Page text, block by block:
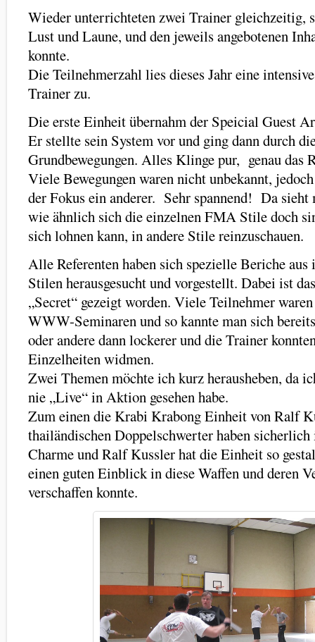
Wieder unterrichteten zwei Trainer gleichzeitig,
Lust und Laune, und den jeweils angebotenen
konnte.
Die Teilnehmerzahl lies dieses Jahr eine
Trainer zu.
Die erste Einheit übernahm der Speicial Guest
Er stellte sein System vor und ging dann durch
Grundbewegungen. Alles Klinge pur, genau das
Viele Bewegungen waren nicht unbekannt,
der Fokus ein anderer. Sehr spannend! Da sieht
wie ähnlich sich die einzelnen FMA Stile doch
sich lohnen kann, in andere Stile reinzuschauen.
Alle Referenten haben sich spezielle Beriche
Stilen herausgesucht und vorgestellt. Dabei ist
„Secret“ gezeigt worden. Viele Teilnehmer
WWW-Seminaren und so kannte man sich
oder andere dann lockerer und die Trainer
Einzelheiten widmen.
Zwei Themen möchte ich kurz herausheben, da
nie „Live“ in Aktion gesehen habe.
Zum einen die Krabi Krabong Einheit von Ralf
thailändischen Doppelschwerter haben sicherlich
Charme und Ralf Kussler hat die Einheit so
einen guten Einblick in diese Waffen und deren
verschaffen konnte.